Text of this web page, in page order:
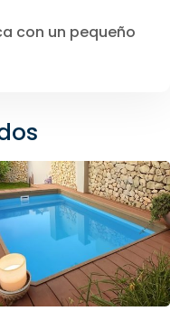
con un pequeño